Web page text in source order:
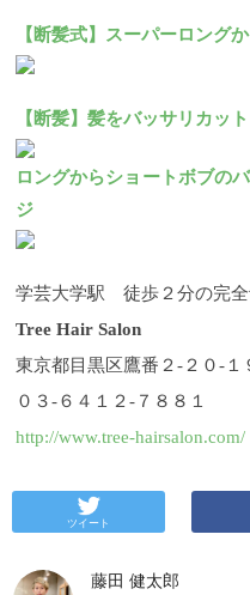
【断髪式】スーパーロング
【断髪】髪をバッサリカッ
ロングからショートボブの
ジ
学芸大学駅 徒歩２分の完全
Tree Hair Salon
東京都目黒区鷹番２-２０-
０３-６４１２-７８８１
http://www.tree-hairsalon.com/
ツイート
藤田 健太郎